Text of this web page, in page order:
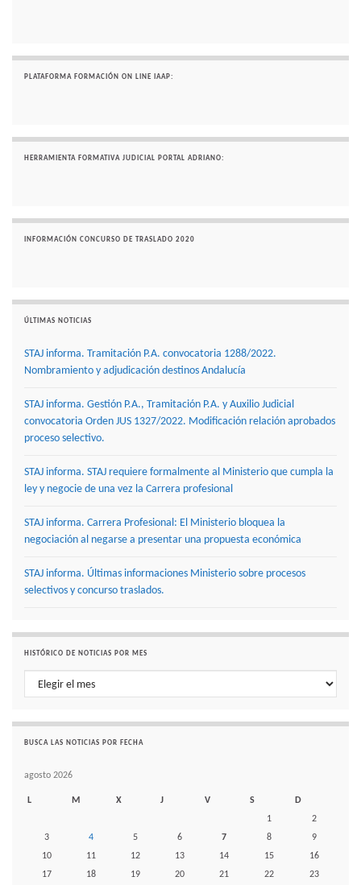
PLATAFORMA FORMACIÓN ON LINE IAAP:
HERRAMIENTA FORMATIVA JUDICIAL PORTAL ADRIANO:
INFORMACIÓN CONCURSO DE TRASLADO 2020
ÚLTIMAS NOTICIAS
STAJ informa. Tramitación P.A. convocatoria 1288/2022.
Nombramiento y adjudicación destinos Andalucía
STAJ informa. Gestión P.A., Tramitación P.A. y Auxilio Judicial
convocatoria Orden JUS 1327/2022. Modificación relación aprobados
proceso selectivo.
STAJ informa. STAJ requiere formalmente al Ministerio que cumpla la
ley y negocie de una vez la Carrera profesional
STAJ informa. Carrera Profesional: El Ministerio bloquea la
negociación al negarse a presentar una propuesta económica
STAJ informa. Últimas informaciones Ministerio sobre procesos
selectivos y concurso traslados.
HISTÓRICO DE NOTICIAS POR MES
Histórico de noticias por mes
BUSCA LAS NOTICIAS POR FECHA
agosto 2026
L M X J V S
D
1
2
3
4 5 6 7 8
9
10
11 12 13 14 15
16
17
18 19 20 21 22
23